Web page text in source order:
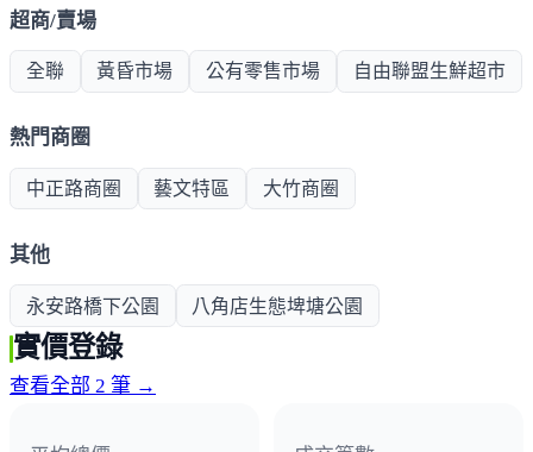
超商/賣場
全聯 黃昏市場 公有零售市場 自由聯盟生鮮超市
熱門商圈
中正路商圈 藝文特區 大竹商圈
其他
永安路橋下公園 八角店生態埤塘公園
實價登錄
查看全部 2 筆 →